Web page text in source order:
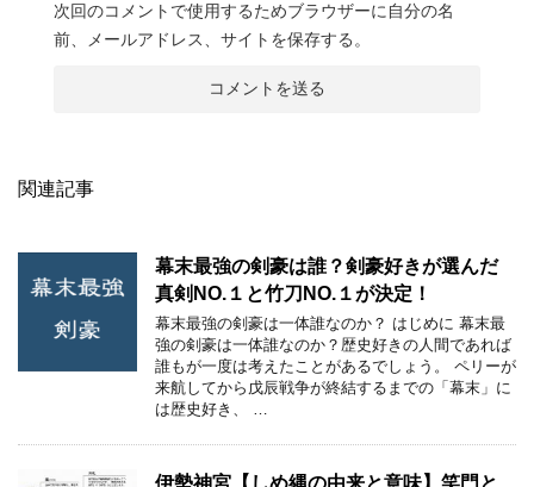
次回のコメントで使用するためブラウザーに自分の名
前、メールアドレス、サイトを保存する。
関連記事
幕末最強の剣豪は誰？剣豪好きが選んだ
真剣NO.１と竹刀NO.１が決定！
幕末最強の剣豪は一体誰なのか？ はじめに 幕末最
強の剣豪は一体誰なのか？歴史好きの人間であれば
誰もが一度は考えたことがあるでしょう。 ペリーが
来航してから戊辰戦争が終結するまでの「幕末」に
は歴史好き、 …
伊勢神宮【しめ縄の由来と意味】笑門と